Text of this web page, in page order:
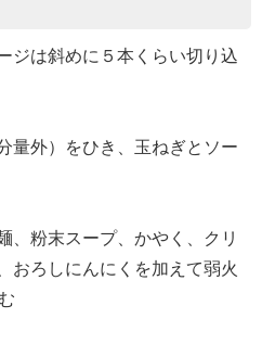
は斜めに５本くらい切り込
外）をひき、玉ねぎとソー
粉末スープ、かやく、クリ
おろしにんにくを加えて弱火